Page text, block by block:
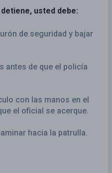
usted debe:
de seguridad y bajar
antes de que el policía
con las manos en el
el oficial se acerque.
hacia la patrulla.